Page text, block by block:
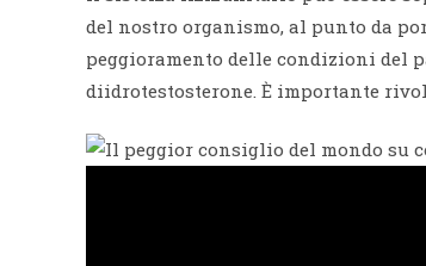
del nostro organismo, al punto da
peggioramento delle condizioni del
diidrotestosterone. È importante